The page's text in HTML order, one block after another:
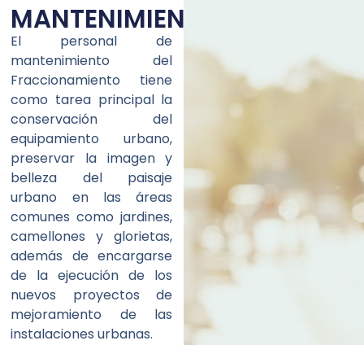
MANTENIMIENTO
El personal de
mantenimiento del
Fraccionamiento tiene
como tarea principal la
conservación del
equipamiento urbano,
preservar la imagen y
belleza del paisaje
urbano en las áreas
comunes como jardines,
camellones y glorietas,
además de encargarse
de la ejecución de los
nuevos proyectos de
mejoramiento de las
instalaciones urbanas.